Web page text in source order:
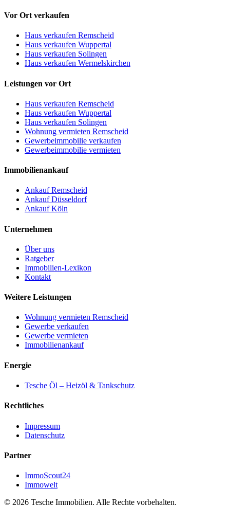
Vor Ort verkaufen
Haus verkaufen Remscheid
Haus verkaufen Wuppertal
Haus verkaufen Solingen
Haus verkaufen Wermelskirchen
Leistungen vor Ort
Haus verkaufen Remscheid
Haus verkaufen Wuppertal
Haus verkaufen Solingen
Wohnung vermieten Remscheid
Gewerbeimmobilie verkaufen
Gewerbeimmobilie vermieten
Immobilienankauf
Ankauf Remscheid
Ankauf Düsseldorf
Ankauf Köln
Unternehmen
Über uns
Ratgeber
Immobilien-Lexikon
Kontakt
Weitere Leistungen
Wohnung vermieten Remscheid
Gewerbe verkaufen
Gewerbe vermieten
Immobilienankauf
Energie
Tesche Öl – Heizöl & Tankschutz
Rechtliches
Impressum
Datenschutz
Partner
ImmoScout24
Immowelt
© 2026 Tesche Immobilien. Alle Rechte vorbehalten.